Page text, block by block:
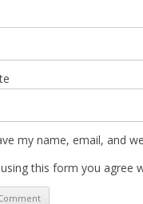
my name, email, and
this form you agree